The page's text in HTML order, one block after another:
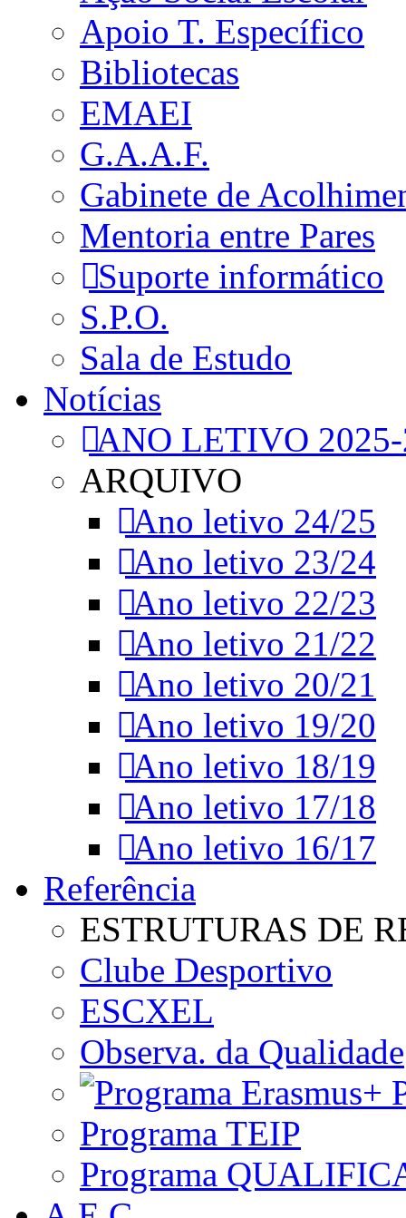
Apoio T. Específico
Bibliotecas
EMAEI
G.A.A.F.
Gabinete de
Mentoria entre Pares
Suporte informático
S.P.O.
Sala de Estudo
Notícias
ANO LETIVO
ARQUIVO
Ano letivo 24/25
Ano letivo 23/24
Ano letivo 22/23
Ano letivo 21/22
Ano letivo 20/21
Ano letivo 19/20
Ano letivo 18/19
Ano letivo 17/18
Ano letivo 16/17
Referência
ESTRUTURAS DE
Clube Desportivo
ESCXEL
Observa. da Qualidade
Programa TEIP
Programa